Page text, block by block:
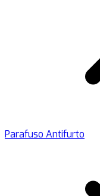
Parafuso Antifurto